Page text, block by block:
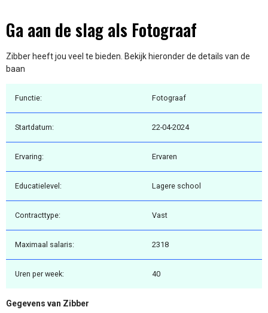
Ga aan de slag als Fotograaf
Zibber heeft jou veel te bieden. Bekijk hieronder de details van de
baan
Functie: Fotograaf
Startdatum: 22-04-2024
Ervaring: Ervaren
Educatielevel: Lagere school
Contracttype: Vast
Maximaal salaris: 2318
Uren per week: 40
Gegevens van Zibber